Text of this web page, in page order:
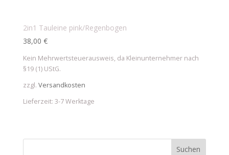
2in1 Tauleine pink/Regenbogen
38,00 €
Kein Mehrwertsteuerausweis, da Kleinunternehmer nach
§19 (1) UStG.
zzgl. Versandkosten
Lieferzeit: 3-7 Werktage